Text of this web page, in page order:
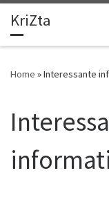
Ga naar inhoud
KriZta
Home »Interessante